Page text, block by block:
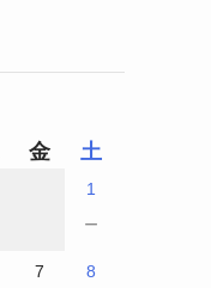
金 土
1
－
7 8